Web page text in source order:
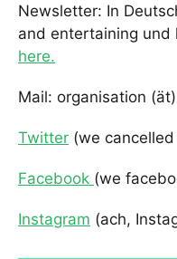
Newsletter: In
and entertaining und
here.
Mail: organisation
Twitter (we
Facebook (we
Instagram (ach,